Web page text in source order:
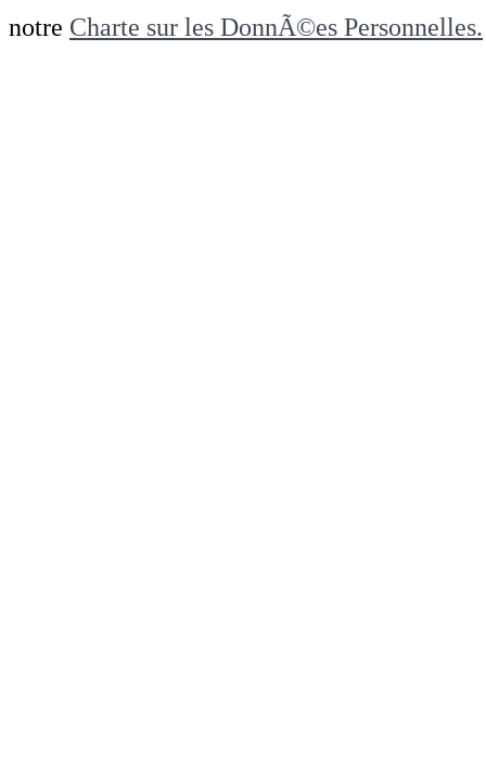
notre Charte sur les DonnÃ©es Personnelles.